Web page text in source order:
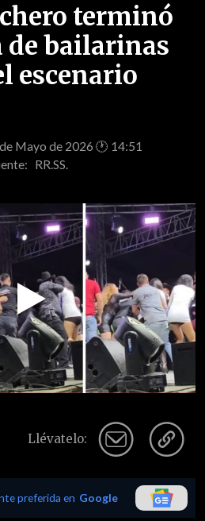
terminó
de bailarinas
escenario
Mayo de 2026 🕐 14:51
RR.SS.
Play
Video
Llévatelo:
preferida en Google